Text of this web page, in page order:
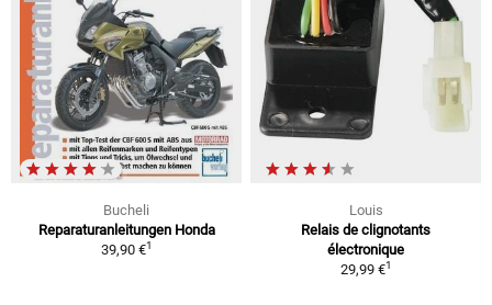
Bucheli
Reparaturanleitungen Honda
39,90 €1
Louis
Relais de clignotants
électronique
29,99 €1